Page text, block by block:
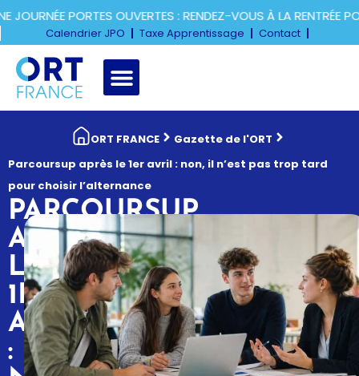
PORTES OUVERTES : RENDEZ-VOUS À LA RENTRÉE
Calendrier JPO Taxe Apprentissage Contact
ORT FRANCE
Gazette de l'ORT
Parcoursup après le 1er avril : non, il n’est pas trop tard
pour choisir l’alternance
PARCOURSUP
APRÈS
LE
1ER
AVRIL
: